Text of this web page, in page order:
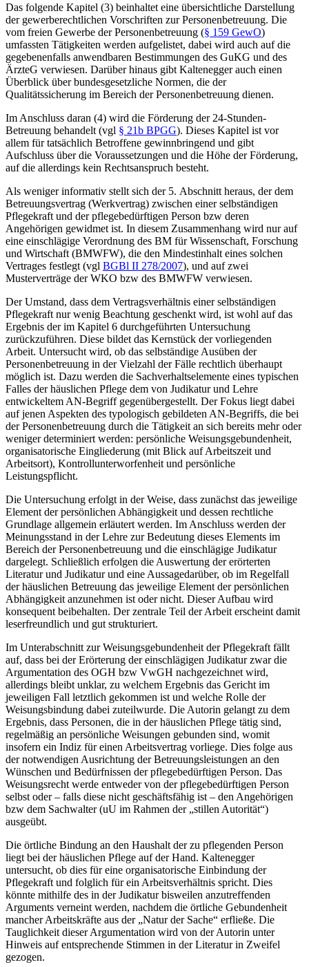
Das folgende Kapitel (3) beinhaltet eine übersichtliche Darstellung
der gewerberechtlichen Vorschriften zur Personenbetreuung. Die
vom freien Gewerbe der Personenbetreuung (§ 159 GewO)
umfassten Tätigkeiten werden aufgelistet, dabei wird auch auf die
gegebenenfalls anwendbaren Bestimmungen des GuKG und des
ÄrzteG verwiesen. Darüber hinaus gibt Kalteneggerauch einen
Überblick über bundesgesetzliche Normen, die der
Qualitätssicherung im Bereich der Personenbetreuung dienen.
Im Anschluss daran (4) wird die Förderung der 24-Stunden-
Betreuung behandelt (vgl § 21b BPGG). Dieses Kapitel ist vor
allem für tatsächlich Betroffene gewinnbringend und gibt
Aufschluss über die Voraussetzungen und die Höhe der Förderung,
auf die allerdings kein Rechtsanspruch besteht.
Als weniger informativ stellt sich der 5. Abschnitt heraus, der dem
Betreuungsvertrag (Werkvertrag) zwischen einer selbständigen
Pflegekraft und der pflegebedürftigen Person bzw deren
Angehörigen gewidmet ist. In diesem Zusammenhang wird nur auf
eine einschlägige Verordnung des BM für Wissenschaft, Forschung
und Wirtschaft (BMWFW), die den Mindestinhalt eines solchen
Vertrages festlegt (vgl BGBl II 278/2007), und auf zwei
Musterverträge der WKO bzw des BMWFW verwiesen.
Der Umstand, dass dem Vertragsverhältnis einer selbständigen
Pflegekraft nur wenig Beachtung geschenkt wird, ist wohl auf das
Ergebnis der im Kapitel 6 durchgeführten Untersuchung
zurückzuführen. Diese bildet das Kernstück der vorliegenden
Arbeit. Untersucht wird, ob das selbständige Ausüben der
Personenbetreuung in der Vielzahl der Fälle rechtlich überhaupt
möglich ist. Dazu werden die Sachverhaltselemente eines typischen
Falles der häuslichen Pflege dem von Judikatur und Lehre
entwickeltem AN-Begriff gegenübergestellt. Der Fokus liegt dabei
auf jenen Aspekten des typologisch gebildeten AN-Begriffs, die bei
der Personenbetreuung durch die Tätigkeit an sich bereits mehr oder
weniger determiniert werden: persönliche Weisungsgebundenheit,
organisatorische Eingliederung (mit Blick auf Arbeitszeit und
Arbeitsort), Kontrollunterworfenheit und persönliche
Leistungspflicht.
Die Untersuchung erfolgt in der Weise, dass zunächst das jeweilige
Element der persönlichen Abhängigkeit und dessen rechtliche
Grundlage allgemein erläutert werden. Im Anschluss werden der
Meinungsstand in der Lehre zur Bedeutung dieses Elements im
Bereich der Personenbetreuung und die einschlägige Judikatur
dargelegt. Schließlich erfolgen die Auswertung der erörterten
Literatur und Judikatur und eine Aussagedarüber, ob im Regelfall
der häuslichen Betreuung das jeweilige Element der persönlichen
Abhängigkeit anzunehmen ist oder nicht. Dieser Aufbau wird
konsequent beibehalten. Der zentrale Teil der Arbeit erscheint damit
leserfreundlich und gut strukturiert.
Im Unterabschnitt zur Weisungsgebundenheit der Pflegekraft fällt
auf, dass bei der Erörterung der einschlägigen Judikatur zwar die
Argumentation des OGH bzw VwGH nachgezeichnet wird,
allerdings bleibt unklar, zu welchem Ergebnis das Gericht im
jeweiligen Fall letztlich gekommen ist und welche Rolle der
Weisungsbindung dabei zuteilwurde. Die Autorin gelangt zu dem
Ergebnis, dass Personen, die in der häuslichen Pflege tätig sind,
regelmäßig an persönliche Weisungen gebunden sind, womit
insofern ein Indiz für einen Arbeitsvertrag vorliege. Dies folge aus
der notwendigen Ausrichtung der Betreuungsleistungen an den
Wünschen und Bedürfnissen der pflegebedürftigen Person. Das
Weisungsrecht werde entweder von der pflegebedürftigen Person
selbst oder – falls diese nicht geschäftsfähig ist – den Angehörigen
bzw dem Sachwalter (uU im Rahmen der „stillen Autorität“)
ausgeübt.
Die örtliche Bindung an den Haushalt der zu pflegenden Person
liegt bei der häuslichen Pflege auf der Hand. Kaltenegger
untersucht, ob dies für eine organisatorische Einbindung der
Pflegekraft und folglich für ein Arbeitsverhältnis spricht. Dies
könnte mithilfe des in der Judikatur bisweilen anzutreffenden
Arguments verneint werden, nachdem die örtliche Gebundenheit
mancher Arbeitskräfte aus der „Natur der Sache“ erfließe. Die
Tauglichkeit dieser Argumentation wird von der Autorin unter
Hinweis auf entsprechende Stimmen in der Literatur in Zweifel
gezogen.